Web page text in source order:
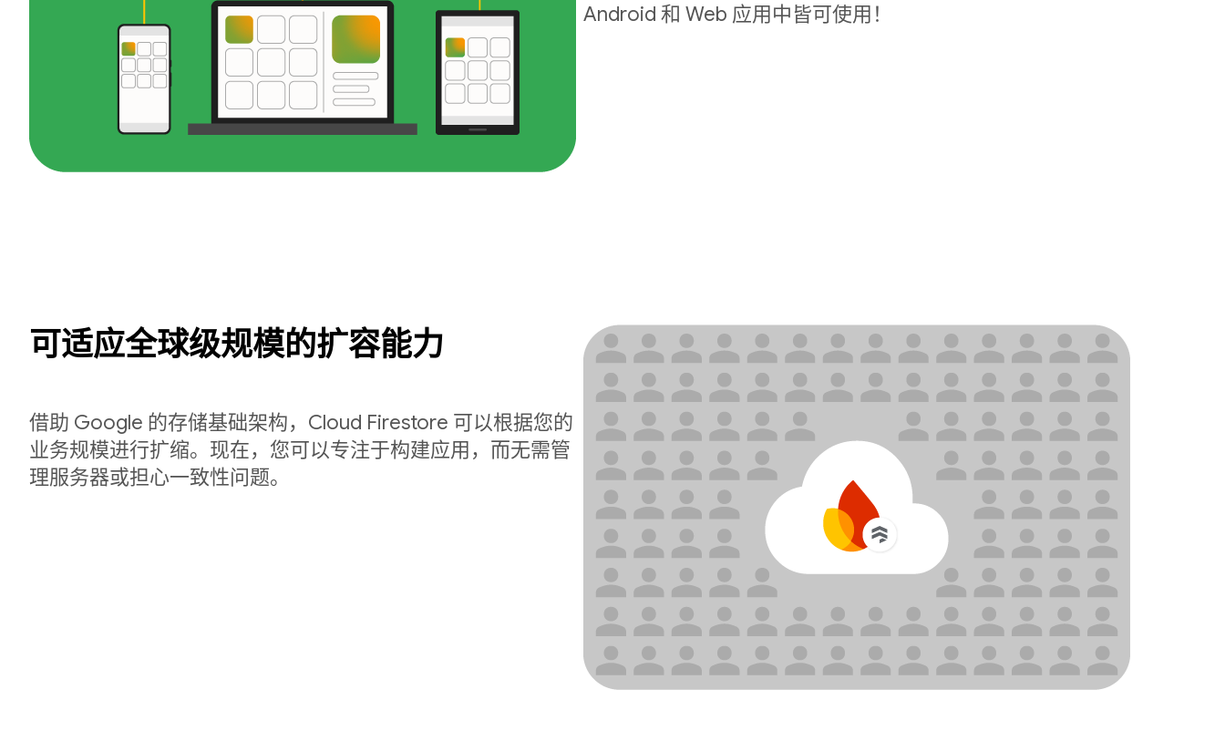
Android 和 Web 应用中皆可使用！
可适应全球级规模的扩容能力
借助 Google 的存储基础架构，Cloud Firestore 可以根据您的
业务规模进行扩缩。现在，您可以专注于构建应用，而无需管
理服务器或担心一致性问题。